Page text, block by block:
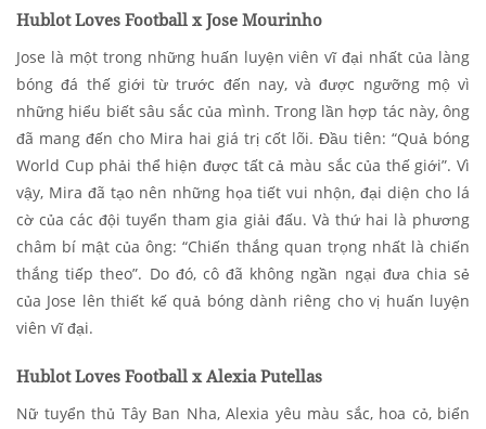
Hublot Loves Football x Jose Mourinho
Jose là một trong những huấn luyện viên vĩ đại nhất của làng
bóng đá thế giới từ trước đến nay, và được ngưỡng mộ vì
những hiểu biết sâu sắc của mình. Trong lần hợp tác này, ông
đã mang đến cho Mira hai giá trị cốt lõi. Đầu tiên: “Quả bóng
World Cup phải thể hiện được tất cả màu sắc của thế giới”. Vì
vậy, Mira đã tạo nên những họa tiết vui nhộn, đại diện cho lá
cờ của các đội tuyển tham gia giải đấu. Và thứ hai là phương
châm bí mật của ông: “Chiến thắng quan trọng nhất là chiến
thắng tiếp theo”. Do đó, cô đã không ngần ngại đưa chia sẻ
của Jose lên thiết kế quả bóng dành riêng cho vị huấn luyện
viên vĩ đại.
Hublot Loves Football x Alexia Putellas
Nữ tuyển thủ Tây Ban Nha, Alexia yêu màu sắc, hoa cỏ, biển